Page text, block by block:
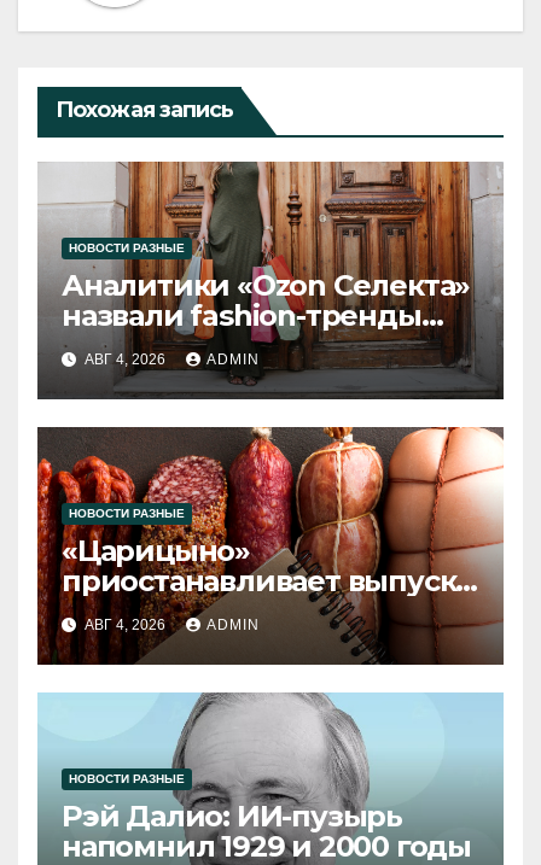
Похожая запись
НОВОСТИ РАЗНЫЕ
Аналитики «Ozon Селекта»
назвали fashion-тренды
2026 года
АВГ 4, 2026 ADMIN
НОВОСТИ РАЗНЫЕ
«Царицыно»
приостанавливает выпуск
продукции
АВГ 4, 2026 ADMIN
НОВОСТИ РАЗНЫЕ
Рэй Далио: ИИ-пузырь
напомнил 1929 и 2000 годы